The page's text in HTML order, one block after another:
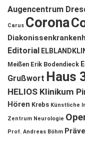
Augencentrum
Carus Corona
Editorial
Meißen Erik Bodendieck
Grußwort Haus
HELIOS Klinikum
Hören Krebs Künstliche
Zentrum Neurologie
Prof. Andreas Böhm